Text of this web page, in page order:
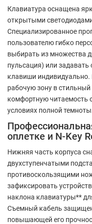
Клавиатура оснащена
открытыми
Специализированное
пользователю гибко
выбирать из множества
пульсация) или
клавиши индивидуально.
рабочую зону в стильный
комфортную читаемость
условиях полной
оплетке и N-Key
Нижняя часть корпуса
двухступенчатыми
противоскользящими
зафиксировать
наклона клавиатуры**
Съемный кабель
повышающей его